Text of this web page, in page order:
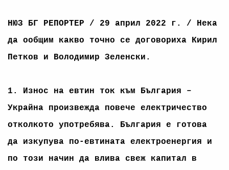
НЮЗ БГ РЕПОРТЕР / 29 април 2022 г. / Нека
да ообщим какво точно се договориха Кирил
Петков и Володимир Зеленски.
1. Износ на евтин ток към България –
Украйна произвежда повече електричество
отколкото употребява. България е готова
да изкупува по-евтината електроенергия и
по този начин да влива свеж капитал в